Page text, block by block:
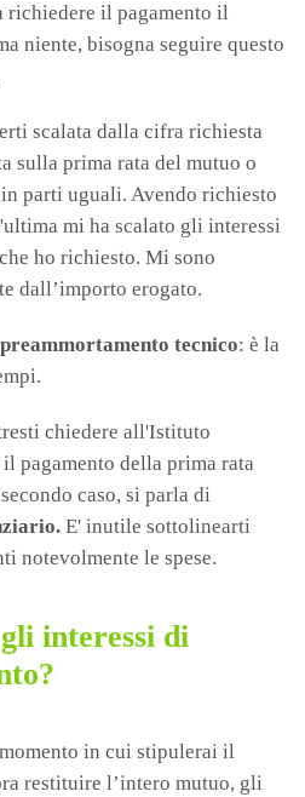
il pagamento il
niente, bisogna seguire questo
scalata dalla cifra richiesta
sulla prima rata del mutuo o
parti uguali. Avendo richiesto
mi ha scalato gli interessi
ho richiesto. Mi sono
dall’importo erogato.
preammortamento tecnico: è la
chiedere all'Istituto
pagamento della prima rata
caso, si parla di
E' inutile sottolinearti
notevolmente le spese.
interessi di
in cui stipulerai il
restituire l’intero mutuo, gli